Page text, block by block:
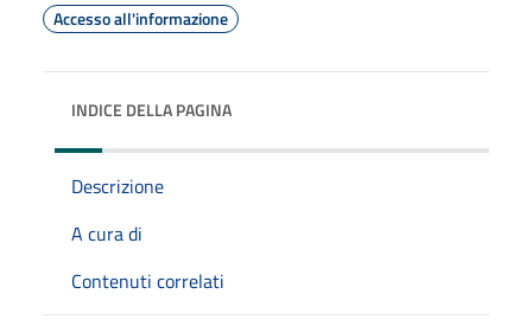
Accesso all'informazione
INDICE DELLA PAGINA
Descrizione
A cura di
Contenuti correlati